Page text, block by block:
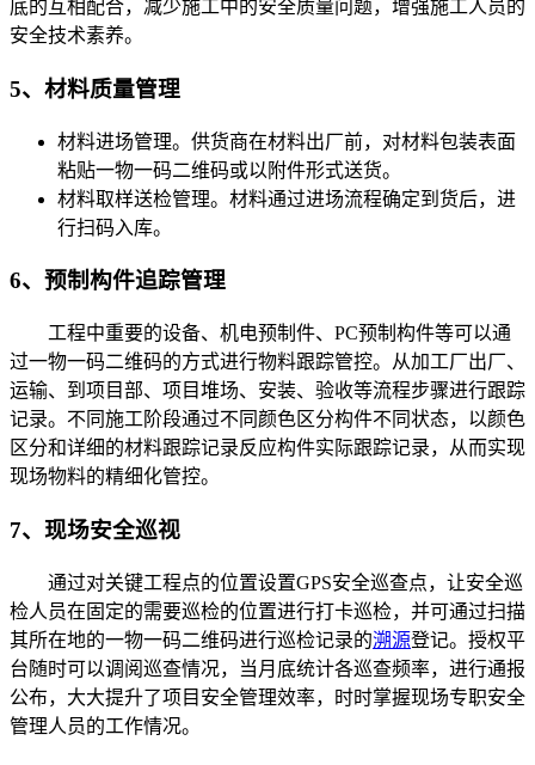
底的互相配合，减少施工中的安全质量问题，增强施工人员的
安全技术素养。
5、材料质量管理
材料进场管理。供货商在材料出厂前，对材料包装表面
粘贴一物一码二维码或以附件形式送货。
材料取样送检管理。材料通过进场流程确定到货后，进
行扫码入库。
6、预制构件追踪管理
工程中重要的设备、机电预制件、PC预制构件等可以通
过一物一码二维码的方式进行物料跟踪管控。从加工厂出厂、
运输、到项目部、项目堆场、安装、验收等流程步骤进行跟踪
记录。不同施工阶段通过不同颜色区分构件不同状态，以颜色
区分和详细的材料跟踪记录反应构件实际跟踪记录，从而实现
现场物料的精细化管控。
7、现场安全巡视
通过对关键工程点的位置设置GPS安全巡查点，让安全巡
检人员在固定的需要巡检的位置进行打卡巡检，并可通过扫描
其所在地的一物一码二维码进行巡检记录的溯源登记。授权平
台随时可以调阅巡查情况，当月底统计各巡查频率，进行通报
公布，大大提升了项目安全管理效率，时时掌握现场专职安全
管理人员的工作情况。